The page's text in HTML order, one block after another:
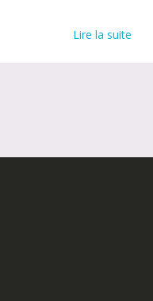
Lire la suite